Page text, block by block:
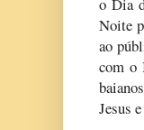
Noite
ao
com o
Jesus